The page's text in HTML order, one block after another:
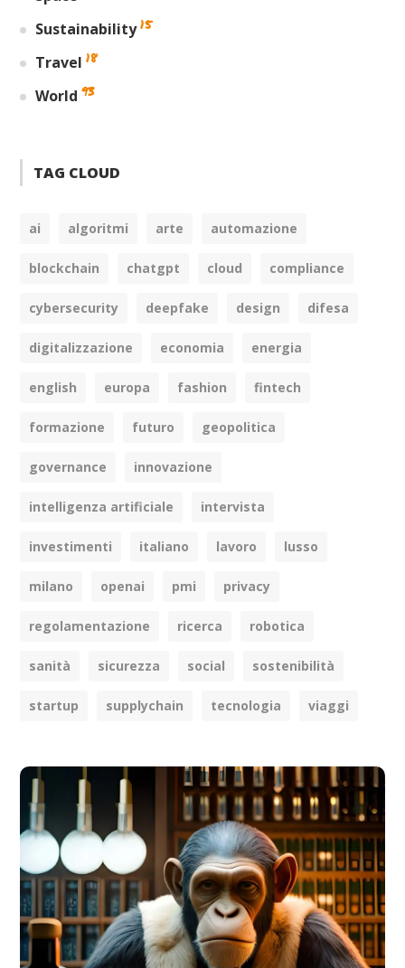
Sustainability 15
Travel 18
World 93
TAG CLOUD
ai algoritmi arte automazione
blockchain chatgpt cloud compliance
cybersecurity deepfake design difesa
digitalizzazione economia energia
english europa fashion fintech
formazione futuro geopolitica
governance innovazione
intelligenza artificiale intervista
investimenti italiano lavoro lusso
milano openai pmi privacy
regolamentazione ricerca robotica
sanità sicurezza social sostenibilità
startup supplychain tecnologia viaggi